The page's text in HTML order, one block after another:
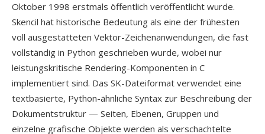
Oktober 1998 erstmals öffentlich veröffentlicht wurde.
Skencil hat historische Bedeutung als eine der frühesten
voll ausgestatteten Vektor-Zeichenanwendungen, die fast
vollständig in Python geschrieben wurde, wobei nur
leistungskritische Rendering-Komponenten in C
implementiert sind. Das SK-Dateiformat verwendet eine
textbasierte, Python-ähnliche Syntax zur Beschreibung der
Dokumentstruktur — Seiten, Ebenen, Gruppen und
einzelne grafische Objekte werden als verschachtelte